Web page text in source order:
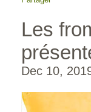
Les
Dec 10,